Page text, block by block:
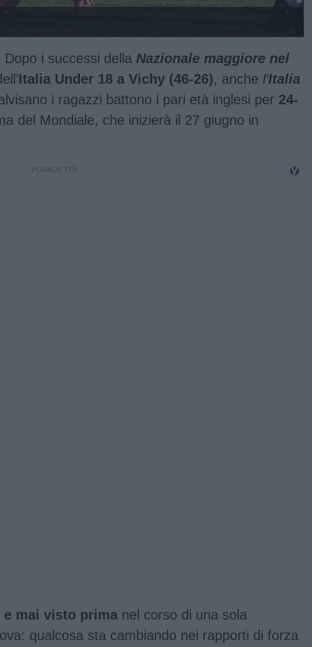
i successi della Nazionale maggiore nel
Italia Under 18 a Vichy (46-26), anche l’Italia
i ragazzi battono i pari età inglesi per 24-
del Mondiale, che inizierà il 27 giugno in
mai visto prima nel corso di una sola
qualcosa sta cambiando nei rapporti di forza